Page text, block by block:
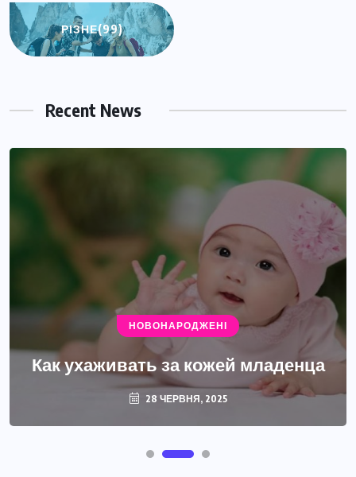
РІЗНЕ(99)
Recent News
НОВОНАРОДЖЕНІ
Как ухаживать за кожей младенца
28 ЧЕРВНЯ, 2025